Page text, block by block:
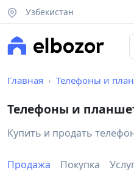
Узбекистан
Главная Телефоны и
Телефоны и
Купить и продать
Продажа Покупка